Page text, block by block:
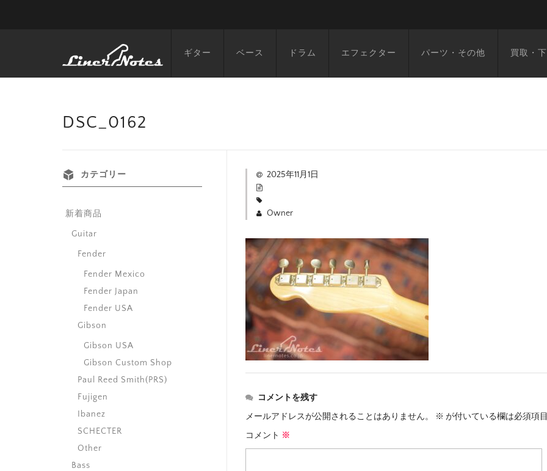
ギター ベース ドラム エフェクター パーツ・その他 買取・
DSC_0162
2025年11月1日
Owner
コメントを残す
メールアドレスが公開されることはありません。
※ が付いている欄は必須項
コメント ※
カテゴリー
新着商品
Guitar
Fender
Fender Mexico
Fender Japan
Fender USA
Gibson
Gibson USA
Gibson Custom Shop
Paul Reed Smith(PRS)
Fujigen
Ibanez
SCHECTER
Other
Bass